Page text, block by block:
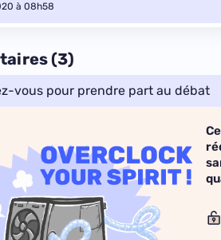
à 08h58
(3)
vous pour prendre part au débat